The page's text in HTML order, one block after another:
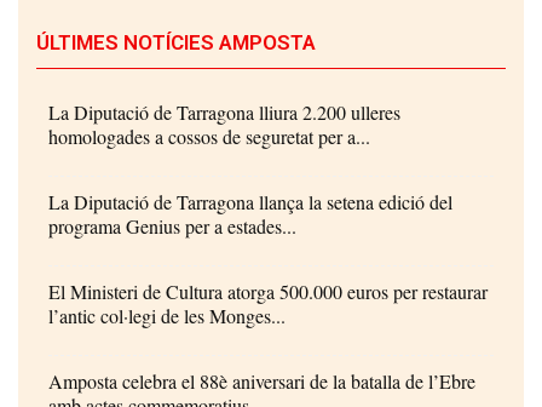
ÚLTIMES NOTÍCIES AMPOSTA
La Diputació de Tarragona lliura 2.200 ulleres
homologades a cossos de seguretat per a...
La Diputació de Tarragona llança la setena edició del
programa Genius per a estades...
El Ministeri de Cultura atorga 500.000 euros per restaurar
l’antic col·legi de les Monges...
Amposta celebra el 88è aniversari de la batalla de l’Ebre